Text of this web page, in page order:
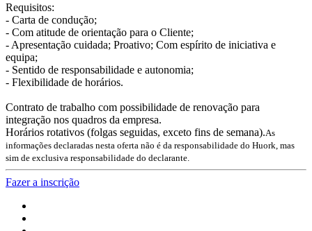
Requisitos:
- Carta de condução;
- Com atitude de orientação para o Cliente;
- Apresentação cuidada; Proativo; Com espírito de iniciativa e
equipa;
- Sentido de responsabilidade e autonomia;
- Flexibilidade de horários.
Contrato de trabalho com possibilidade de renovação para
integração nos quadros da empresa.
Horários rotativos (folgas seguidas, exceto fins de semana).As
informações declaradas nesta oferta não é da responsabilidade do Huork, mas
sim de exclusiva responsabilidade do declarante.
Fazer a inscrição